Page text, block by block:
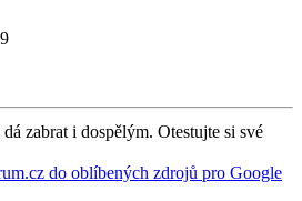
zabrat i dospělým. Otestujte si své
do oblíbených zdrojů pro Google